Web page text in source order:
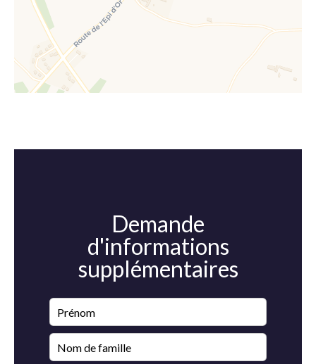
Demande
d'informations
supplémentaires